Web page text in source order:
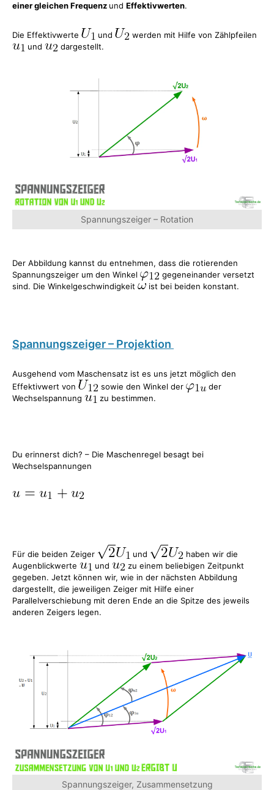
einer gleichen Frequenz und Effektivwerten.
Die Effektivwerte und
werden mit Hilfe von Zählpfeilen
und
dargestellt.
Spannungszeiger – Rotation
Der Abbildung kannst du entnehmen, dass die rotierenden
Spannungszeiger um den Winkel
gegeneinander versetzt
sind. Die Winkelgeschwindigkeit
ist bei beiden konstant.
Spannungszeiger – Projektion
Ausgehend vom Maschensatz ist es uns jetzt möglich den
Effektivwert von
sowie den Winkel der
der
Wechselspannung
zu bestimmen.
Du erinnerst dich? – Die Maschenregel besagt bei
Wechselspannungen
Für die beiden Zeiger und
haben wir die
Augenblickwerte
und
zu einem beliebigen Zeitpunkt
gegeben. Jetzt können wir, wie in der nächsten Abbildung
dargestellt, die jeweiligen Zeiger mit Hilfe einer
Parallelverschiebung mit deren Ende an die Spitze des jeweils
anderen Zeigers legen.
Spannungszeiger, Zusammensetzung